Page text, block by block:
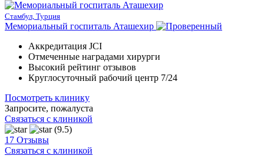
Стамбул, Турция
Мемориальный госпиталь Аташехир
Аккредитация JCI
Отмеченные наградами хирурги
Высокий рейтинг отзывов
Круглосуточный рабочий центр 7/24
Посмотреть клинику
Запросите, пожалуста
Связаться с клиникой
(9.5)
17 Отзывы
Связаться с клиникой